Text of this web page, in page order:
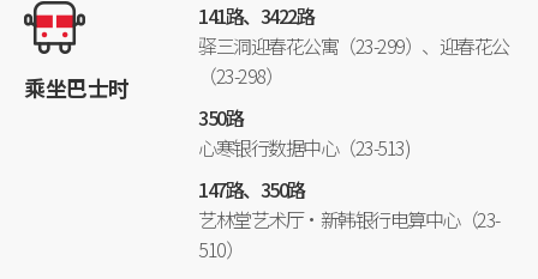
乘坐巴士时
141路、 3422路
驿三洞迎春花公寓（23-299）、迎春花公
（23-298）
350路
心寒银行数据中心（23-513)
147路、350路
艺林堂艺术厅·新韩银行电算中心（23-
510）